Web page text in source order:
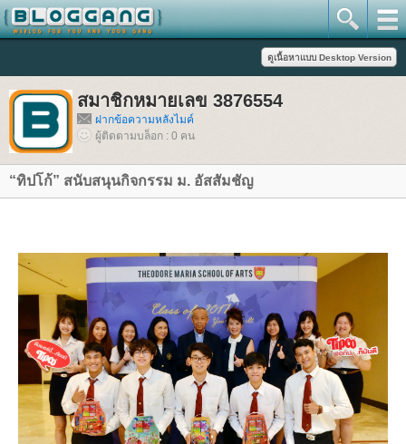
สมาชิกหมายเลข 3876554
ฝากข้อความหลังไมค์
ผู้ติดตามบล็อก : 0 คน
“ทิปโก้” สนับสนุนกิจกรรม ม. อัสสัมชัญ